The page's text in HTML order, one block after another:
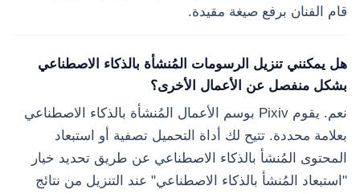
قام الفنان برفع صيغة مقيدة.
هل يمكنني تنزيل الرسومات المُنشأة بالذكاء الاصطناعي
بشكل منفصل عن الأعمال الأخرى؟
نعم. يقوم Pixiv بوسم الأعمال المُنشأة بالذكاء الاصطناعي
بعلامة محددة. تتيح لك أداة التحميل تصفية أو استبعاد
المحتوى المُنشأ بالذكاء الاصطناعي عن طريق تحديد خيار
"استبعاد المُنشأ بالذكاء الاصطناعي" عند التنزيل من نتائج